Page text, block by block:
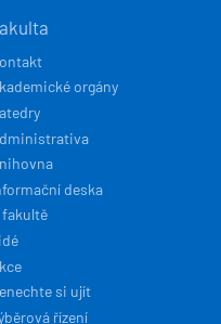
orgány
deska
fakultě
si ujít
řízení